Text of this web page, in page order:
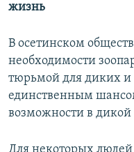
жизнь
В осетинском
необходимости
тюрьмой для диких
единственным
возможности в дикой